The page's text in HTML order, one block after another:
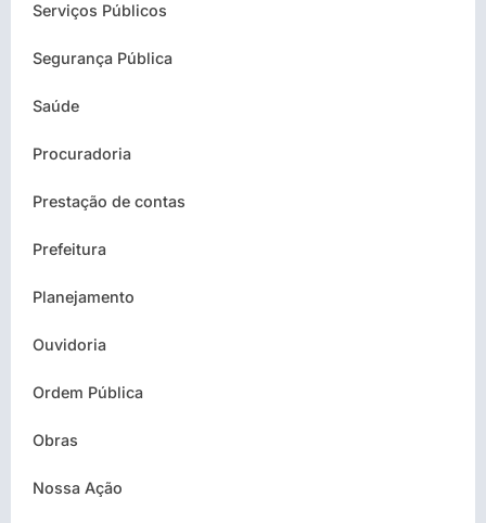
Serviços Públicos
Segurança Pública
Saúde
Procuradoria
Prestação de contas
Prefeitura
Planejamento
Ouvidoria
Ordem Pública
Obras
Nossa Ação